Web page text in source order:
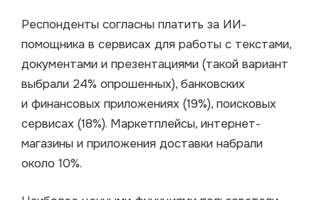
Респонденты согласны платить за ИИ-
помощника в сервисах для работы с текстами,
документами и презентациями (такой вариант
выбрали 24% опрошенных), банковских
и финансовых приложениях (19%), поисковых
сервисах (18%). Маркетплейсы, интернет-
магазины и приложения доставки набрали
около 10%.